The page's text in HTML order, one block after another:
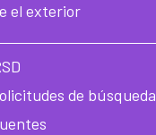
el exterior
de búsqueda